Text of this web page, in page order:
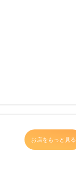
お店をもっと見る